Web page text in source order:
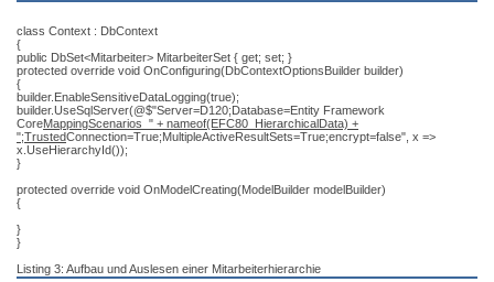
class Context : DbContext
{
public DbSet<Mitarbeiter> MitarbeiterSet { get; set; }
protected override void OnConfiguring(DbContextOptionsBuilder builder)
{
builder.EnableSensitiveDataLogging(true);
builder.UseSqlServer(@$"Server=D120;Database=Entity Framework
CoreMappingScenarios_" + nameof(EFC80_HierarchicalData) +
";TrustedConnection=True;MultipleActiveResultSets=True;encrypt=false", x =>
x.UseHierarchyId());
}
protected override void OnModelCreating(ModelBuilder modelBuilder)
{
}
}
Listing 3: Aufbau und Auslesen einer Mitarbeiterhierarchie